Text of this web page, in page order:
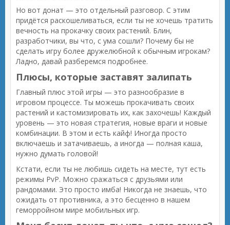
Но вот донат — это отдельный разговор. С этим
придётся раскошеливаться, если ты не хочешь тратить
вечность на прокачку своих растений. Блин,
разработчики, вы что, с ума сошли? Почему бы не
сделать игру более дружелюбной к обычным игрокам?
Ладно, давай разберемся подробнее.
Плюсы, которые заставят залипать
Главный плюс этой игры — это разнообразие в
игровом процессе. Ты можешь прокачивать своих
растений и кастомизировать их, как захочешь! Каждый
уровень — это новая стратегия, новые враги и новые
комбинации. В этом и есть кайф! Иногда просто
включаешь и затачиваешь, а иногда — полная каша,
нужно думать головой!
Кстати, если ты не любишь сидеть на месте, тут есть
режимы PvP. Можно сражаться с друзьями или
рандомами. Это просто имба! Никогда не знаешь, что
ожидать от противника, а это бесценно в нашем
геморройном мире мобильных игр.